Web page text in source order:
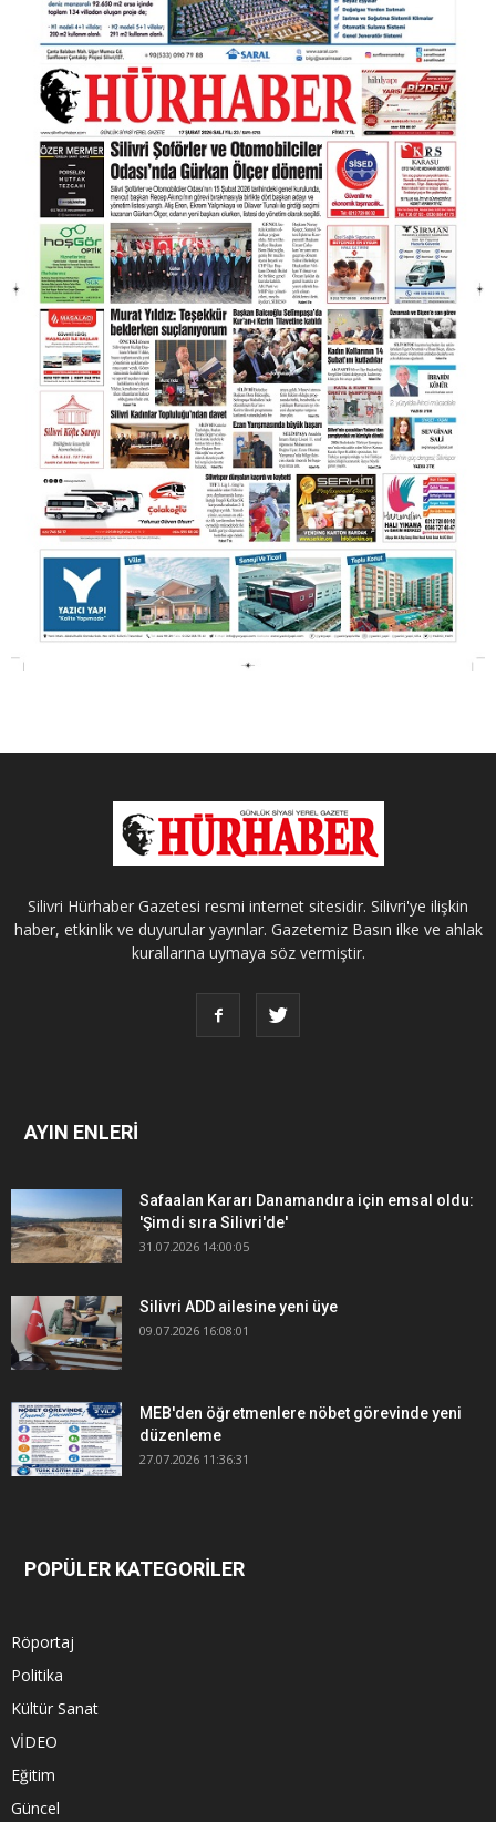
Silivri Hürhaber Gazetesi resmi internet sitesidir. Silivri'ye ilişkin
haber, etkinlik ve duyurular yayınlar. Gazetemiz Basın ilke ve ahlak
kurallarına uymaya söz vermiştir.
AYIN ENLERİ
Safaalan Kararı Danamandıra için emsal oldu:
'Şimdi sıra Silivri'de'
31.07.2026 14:00:05
Silivri ADD ailesine yeni üye
09.07.2026 16:08:01
MEB'den öğretmenlere nöbet görevinde yeni
düzenleme
27.07.2026 11:36:31
POPÜLER KATEGORİLER
Röportaj
Politika
Kültür Sanat
VİDEO
Eğitim
Güncel